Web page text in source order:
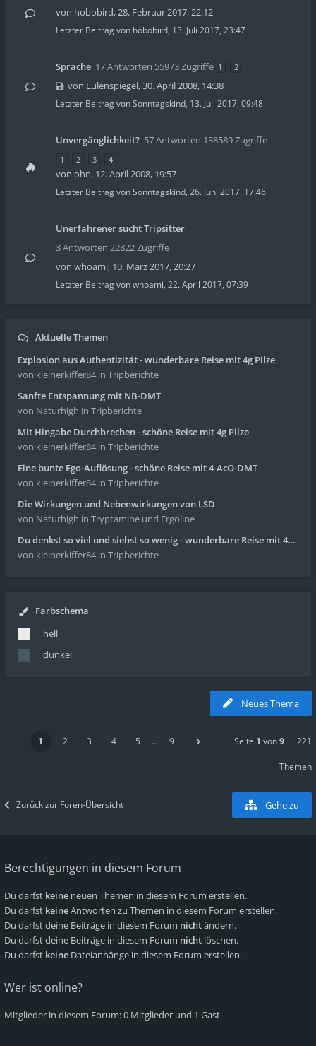
von hobobird,28. Februar 2017, 22:12
Letzter Beitrag von hobobird, 13. Juli 2017, 23:47
Sprache 17 Antworten 55973 Zugriffe 1 2
von Eulenspiegel,30. April 2008, 14:38
Letzter Beitrag vonSonntagskind, 13. Juli 2017, 09:48
Unvergänglichkeit? 57 Antworten 138589 Zugriffe
1 2 3 4
von ohn, 12. April 2008, 19:57
Letzter Beitrag vonSonntagskind, 26. Juni 2017, 17:46
Unerfahrener sucht Tripsitter
3 Antworten 22822 Zugriffe
von whoami, 10. März 2017, 20:27
Letzter Beitrag vonwhoami, 22. April 2017, 07:39
Aktuelle Themen
Explosion aus Authentizität - wunderbare Reise mit 4g Pilze
von kleinerkiffer84 in Tripberichte
Sanfte Entspannung mit NB-DMT
von Naturhigh in Tripberichte
Mit Hingabe Durchbrechen - schöne Reise mit 4g Pilze
von kleinerkiffer84 in Tripberichte
Eine bunte Ego-Auflösung - schöne Reise mit 4-AcO-DMT
von kleinerkiffer84 in Tripberichte
Die Wirkungen und Nebenwirkungen von LSD
von Naturhigh in Tryptamine und Ergoline
Du denkst so viel und siehst so wenig - wunderbare Reise mit 4g Pilze
von kleinerkiffer84 in Tripberichte
Farbschema
hell
dunkel
Neues Thema
1 2 3 4 5 … 9 Seite 1 von9 221
Themen
Zurück zur Foren-Übersicht Gehe zu
Berechtigungen in diesem Forum
Du darfst keine neuen Themen in diesem Forum erstellen.
Du darfst keineAntworten zu Themen in diesem Forum erstellen.
Du darfst deine Beiträge in diesem Forum nichtändern.
Du darfst deine Beiträge in diesem Forum nicht löschen.
Du darfst keine Dateianhänge in diesem Forum erstellen.
Wer ist online?
Mitglieder in diesem Forum: 0 Mitglieder und 1 Gast